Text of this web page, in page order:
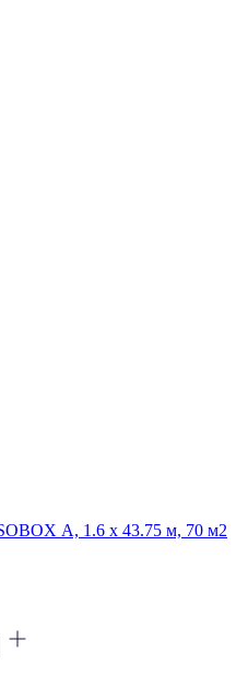
А, 1.6 x 43.75 м, 70 м2